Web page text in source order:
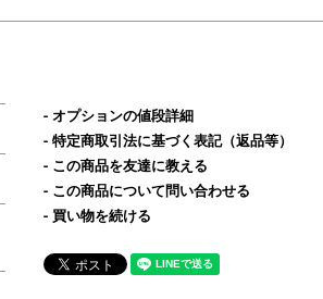
オプションの値段詳細
特定商取引法に基づく表記（返品等）
この商品を友達に教える
この商品について問い合わせる
買い物を続ける